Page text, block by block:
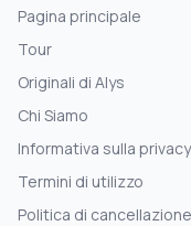
Pagina principale
Tour
Originali di Alys
Chi Siamo
Informativa sulla privacy
Termini di utilizzo
Politica di